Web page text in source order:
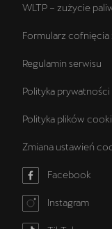
WLTP – zużycie
Formularz cofnięcia
Regulamin serwisu
Polityka prywatności
Polityka plików
Zmiana ustawień
Facebook
Instagram